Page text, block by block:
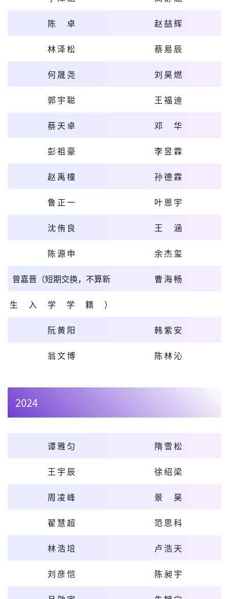
陈卓 赵喆辉
林泽松 蔡易辰
何晟尧 刘昊燃
郭宇聪 王福迪
蔡天卓 邓华
彭祖豪 李昱霖
赵禹橦 孙德霖
鲁正一 叶恩宇
沈侑良 王涵
陈源申 余杰玺
曾嘉晋（短期交换，不算新
生入学学籍）
曹海畅
阮黄阳 韩紫安
翁文博 陈林沁
2024
谭雅匀 隋雪松
王宇辰 徐绍梁
周凌峰 景昊
翟慧超 范思科
林浩培 卢浩天
刘彦恺 陈昶宇